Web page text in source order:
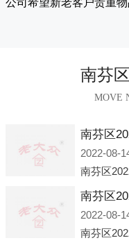
南芬
MOVE
2022-08-
2022-08-